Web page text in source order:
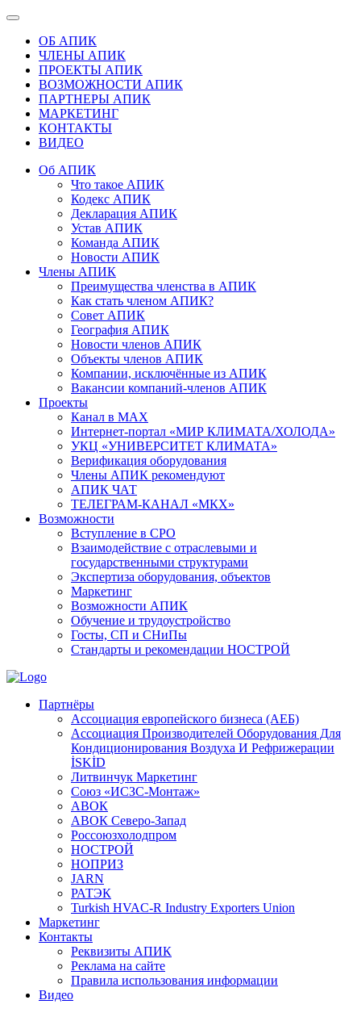
ОБ АПИК
ЧЛЕНЫ АПИК
ПРОЕКТЫ АПИК
ВОЗМОЖНОСТИ АПИК
ПАРТНЕРЫ АПИК
МАРКЕТИНГ
КОНТАКТЫ
ВИДЕО
Об АПИК
Что такое АПИК
Кодекс АПИК
Декларация АПИК
Устав АПИК
Команда АПИК
Новости АПИК
Члены АПИК
Преимущества членства в АПИК
Как стать членом АПИК?
Совет АПИК
География АПИК
Новости членов АПИК
Объекты членов АПИК
Компании, исключённые из АПИК
Вакансии компаний-членов АПИК
Проекты
Канал в MAX
Интернет-портал «МИР КЛИМАТА/ХОЛОДА»
УКЦ «УНИВЕРСИТЕТ КЛИМАТА»
Верификация оборудования
Члены АПИК рекомендуют
АПИК ЧАТ
ТЕЛЕГРАМ-КАНАЛ «МКХ»
Возможности
Вступление в СРО
Взаимодействие с отраслевыми и
государственными структурами
Экспертиза оборудования, объектов
Маркетинг
Возможности АПИК
Обучение и трудоустройство
Госты, СП и СНиПы
Стандарты и рекомендации НОСТРОЙ
Партнёры
Ассоциация европейского бизнеса (АЕБ)
Aссоциация Производителей Оборудования Для
Кондиционирования Воздуха И Рефрижерации
İSKİD
Литвинчук Маркетинг
Союз «ИСЗС-Монтаж»
АВОК
АВОК Северо-Запад
Россоюзхолодпром
НОСТРОЙ
НОПРИЗ
JARN
РАТЭК
Turkish HVAC-R Industry Exporters Union
Маркетинг
Контакты
Реквизиты АПИК
Реклама на сайте
Правила использования информации
Видео